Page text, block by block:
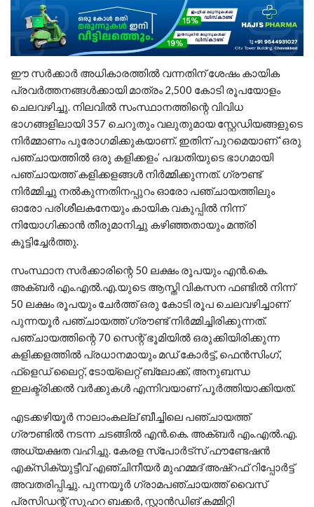
ഈ സര്‍ക്കാര്‍ അധികാരത്തില്‍ വന്നതിന് ശേഷം കായിക
പ്രവര്‍ത്തനങ്ങള്‍ക്കായി മാത്രം 2,500 കോടി രൂപയോളം
ചെലവഴിച്ചു. നിലവില്‍ സംസ്ഥാനത്തിന്റെ വിവിധ
ഭാഗങ്ങളിലായി 357 ചെറുതും വലുതുമായ സ്റ്റേഡിയങ്ങളുടെ
നിര്‍മ്മാണം പുരോഗമിക്കുകയാണ്. ഇതിന് പുറമെയാണ് ‘ഒരു
പഞ്ചായത്തില്‍ ഒരു കളിക്കളം’ പദ്ധതിയുടെ ഭാഗമായി
പഞ്ചായത്ത് കളിക്കളങ്ങള്‍ നിര്‍മ്മിക്കുന്നത്. ഗ്രൗണ്ട്
നിര്‍മ്മിച്ചു നല്‍കുന്നതിനപ്പുറം ഓരോ പഞ്ചായത്തിലും
ഓരോ പരിശീലകനേയും കായിക വകുപ്പില്‍ നിന്ന്
നിയോഗിക്കാന്‍ തീരുമാനിച്ചു കഴിഞ്ഞതായും മന്ത്രി
കൂട്ടിച്ചേര്‍ത്തു.
സംസ്ഥാന സര്‍ക്കാരിന്റെ 50 ലക്ഷം രൂപയും എന്‍.കെ.
അക്ബര്‍ എം.എല്‍.എ.യുടെ ആസ്തി വികസന ഫണ്ടില്‍ നിന്ന്
50 ലക്ഷം രൂപയും ചേര്‍ത്ത് ഒരു കോടി രൂപ ചെലവഴിച്ചാണ്
പുന്നയൂര്‍ പഞ്ചായത്ത് ഗ്രൗണ്ട് നിര്‍മ്മിച്ചിരിക്കുന്നത്.
പഞ്ചായത്തിന്റെ 70 സെന്റ് ഭൂമിയില്‍ ഒരുക്കിയിരിക്കുന്ന
കളിക്കളത്തില്‍ പ്രധാനമായും മഡ് കോര്‍ട്ട്, ഫെന്‍സിംഗ്,
ഫ്‌ളെഡ് ലൈറ്റ്, ടോയ്‌ലെറ്റ് ബ്ലോക്ക്, അനുബന്ധ
ഇലക്ട്രിക്കല്‍ വര്‍ക്കുകള്‍ എന്നിവയാണ് പൂര്‍ത്തിയാക്കിയത്.
എടക്കഴിയൂര്‍ നാലാംകല്ല് ബീച്ചിലെ പഞ്ചായത്ത്
ഗ്രൗണ്ടില്‍ നടന്ന ചടങ്ങില്‍ എന്‍.കെ. അക്ബര്‍ എം.എല്‍.എ.
അധ്യക്ഷത വഹിച്ചു. കേരള സ്‌പോര്‍ട്‌സ് ഫൗണ്ടേഷന്‍
എക്‌സിക്യുട്ടീവ് എഞ്ചിനീയര്‍ മുഹമ്മദ് അഷ്‌റഫ് റിപ്പോര്‍ട്ട്
അവതരിപ്പിച്ചു. പുന്നയൂര്‍ ഗ്രാമപഞ്ചായത്ത് വൈസ്
പ്രസിഡന്റ് സുഹറ ബക്കര്‍, സ്റ്റാന്‍ഡിങ് കമ്മിറ്റി